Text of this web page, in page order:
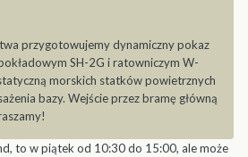
przygotowujemy dynamiczny pokaz
SH-2G i ratowniczym W-
morskich statków powietrznych
bazy. Wejście przez bramę główną
to w piątek od 10:30 do 15:00, ale może